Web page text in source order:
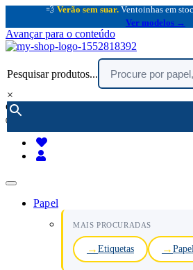
💨 Verão sem suar. Ventoinhas em
Ver modelos →
Avançar para o conteúdo
Pesquisar produtos...
×
encomendar por telefone :
(chamada rede fixa nacional)
Papel
MAIS PROCURADAS
Etiquetas